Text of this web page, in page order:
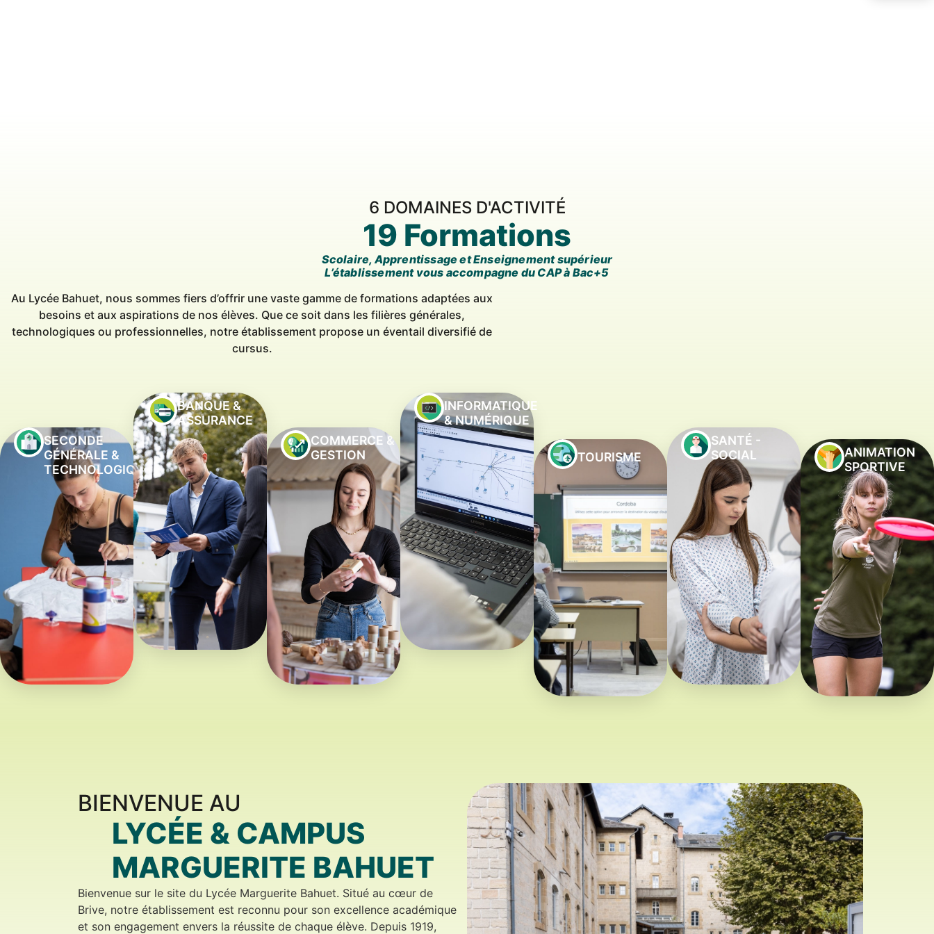
6 DOMAINES D'ACTIVITÉ
19 Formations
Scolaire, Apprentissage et Enseignement supérieur
L’établissement vous accompagne du CAP à Bac+5
Au Lycée Bahuet, nous sommes fiers d’offrir une vaste gamme de formations adaptées aux
besoins et aux aspirations de nos élèves. Que ce soit dans les filières générales,
technologiques ou professionnelles, notre établissement propose un éventail diversifié de
cursus.
SECONDE
GÉNÉRALE &
TECHNOLOGIQUE
BANQUE &
ASSURANCE
COMMERCE &
GESTION
INFORMATIQUE
& NUMÉRIQUE
TOURISME
SANTÉ -
SOCIAL
ANIMATION
SPORTIVE
BIENVENUE AU
LYCÉE & CAMPUS
MARGUERITE BAHUET
Bienvenue sur le site du Lycée Marguerite Bahuet. Situé au cœur de
Brive, notre établissement est reconnu pour son excellence académique
et son engagement envers la réussite de chaque élève. Depuis 1919,